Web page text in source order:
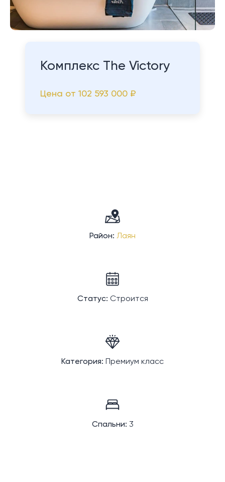
Комплекс The Victory
Цена от 102 593 000 ₽
Район: Лаян
Статус: Строится
Категория: Премиум класс
Спальни: 3